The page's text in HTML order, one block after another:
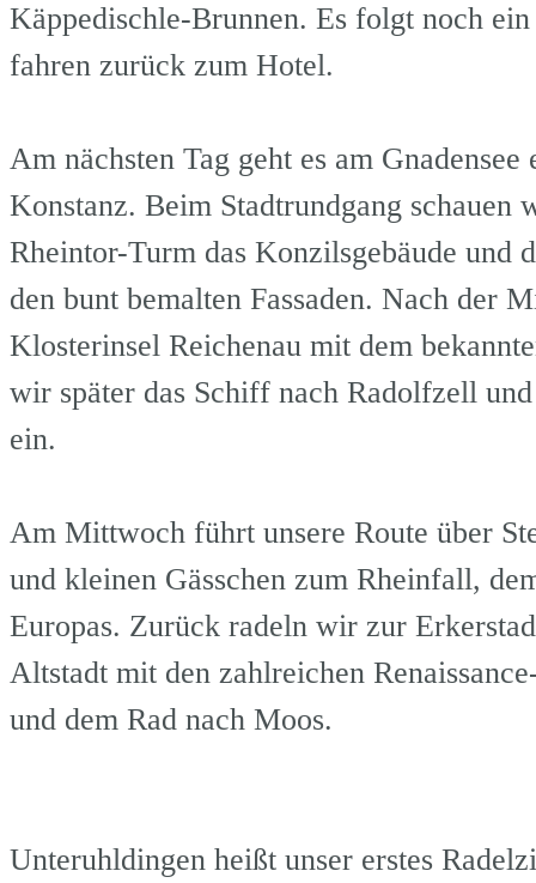
Käppedischle-Brunnen. Es folgt noch
fahren zurück
Am nächsten Tag geht es am
Konstanz. Beim Stadtrundgang schauen
Rheintor-Turm das Konzilsgebäude und
den bunt bemalten Fassaden. Nach der
Klosterinsel Reichenau mit dem
wir später das Schiff nach Radolfzell
ein. ca.
Am Mittwoch führt unsere Route über
und kleinen Gässchen zum Rheinfall,
Europas. Zurück radeln wir zur
Altstadt mit den zahlreichen
und dem Rad nach Moos.
Unteruhldingen heißt unser erstes